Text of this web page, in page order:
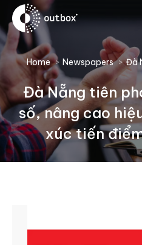
You are here:
Home Newspapers Đà
Đà Nẵng tiên
số, nâng cao
xúc tiến